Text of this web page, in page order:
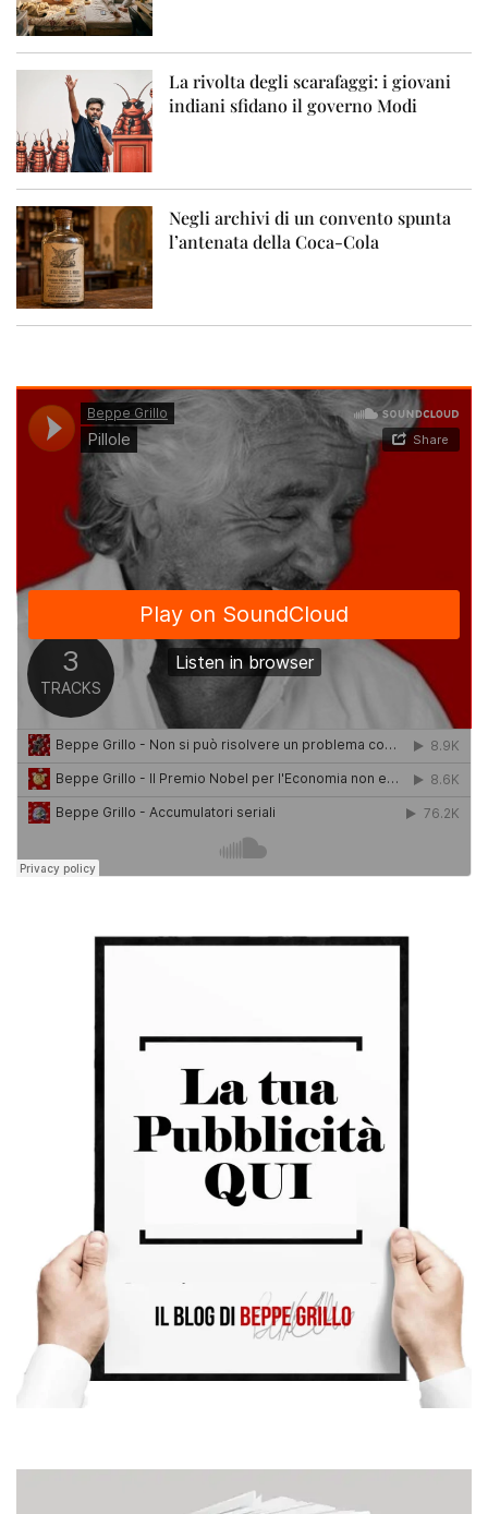
La rivolta degli scarafaggi: i giovani
indiani sfidano il governo Modi
Negli archivi di un convento spunta
l’antenata della Coca-Cola